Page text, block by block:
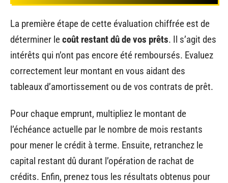
La première étape de cette évaluation chiffrée est de
déterminer lecoût restant dû de vos prêts. Il s’agit des
intérêts qui n’ont pas encore été remboursés. Evaluez
correctement leur montant en vous aidant des
tableaux d’amortissement ou de vos contrats de prêt.
Pour chaque emprunt, multipliez le montant de
l’échéance actuelle par le nombre de mois restants
pour mener le crédit à terme. Ensuite, retranchez le
capital restant dû durant l’opération de rachat de
crédits. Enfin, prenez tous les résultats obtenus pour